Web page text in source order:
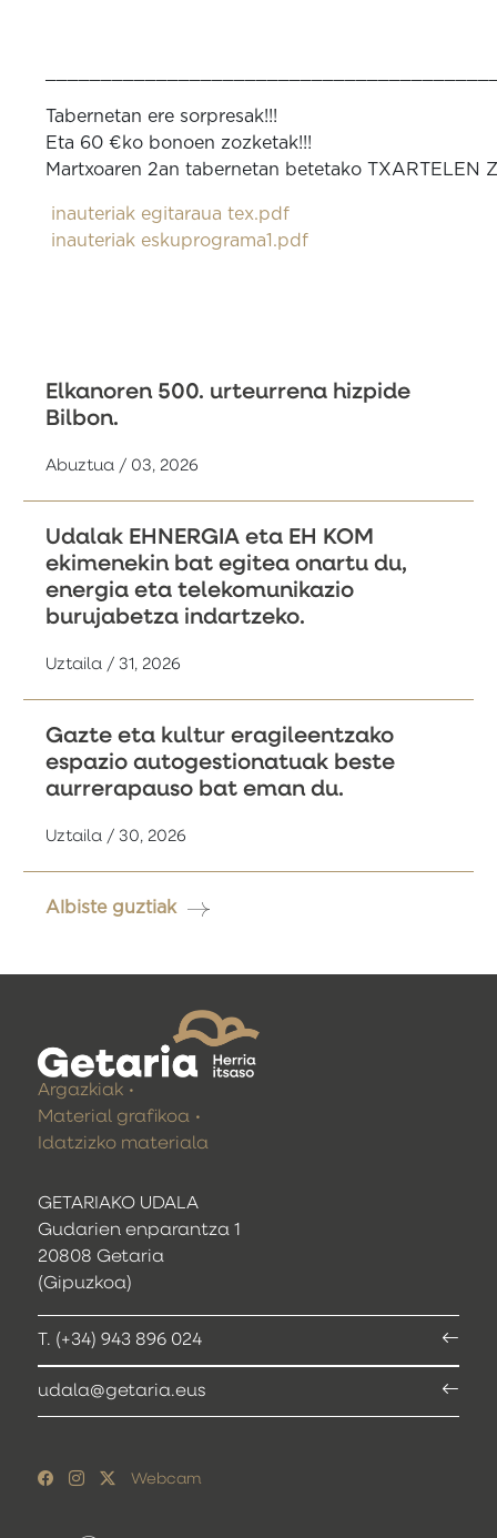
Tabernetan ere sorpresak!!!
Eta 60 €ko bonoen zozketak!!!
Martxoaren 2an tabernetan betetako TXARTELEN
inauteriak egitaraua tex.pdf
inauteriak eskuprograma1.pdf
Elkanoren 500. urteurrena hizpide
Bilbon.
Abuztua / 03, 2026
Udalak EHNERGIA eta EH KOM
ekimenekin bat egitea onartu du,
energia eta telekomunikazio
burujabetza indartzeko.
Uztaila / 31, 2026
Gazte eta kultur eragileentzako
espazio autogestionatuak beste
aurrerapauso bat eman du.
Uztaila / 30, 2026
Albiste guztiak
GETARIAKO UDALA
Gudarien enparantza 1
20808 Getaria
(Gipuzkoa)
T. (+34) 943 896 024
udala@getaria.eus
Argazkiak
Material grafikoa
Idatzizko materiala
Webcam